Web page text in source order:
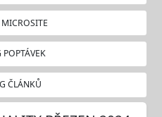
POPTÁVEK
ČLÁNKŮ